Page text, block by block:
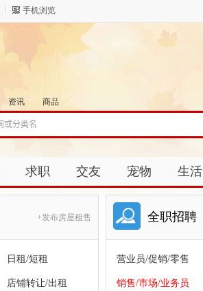
手机浏览
资讯 商品
求职 交友 宠物 生活
+发布房屋租售
日租/短租
店铺转让/出租
全职招聘
营业员/促销/零售
销售/市场/业务员